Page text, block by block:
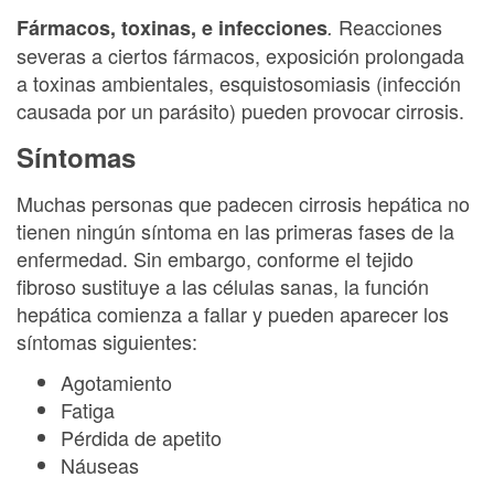
Fármacos, toxinas, e infecciones. Reacciones
severas a ciertos fármacos, exposición prolongada
a toxinas ambientales, esquistosomiasis (infección
causada por un parásito) pueden provocar cirrosis.
Síntomas
Muchas personas que padecen cirrosis hepática no
tienen ningún síntoma en las primeras fases de la
enfermedad. Sin embargo, conforme el tejido
fibroso sustituye a las células sanas, la función
hepática comienza a fallar y pueden aparecer los
síntomas siguientes:
Agotamiento
Fatiga
Pérdida de apetito
Náuseas